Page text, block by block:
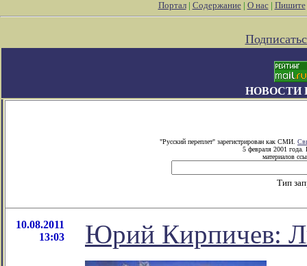
Портал| Содержание| О нас| Пишите
НОВОСТИ
"Русский переплет" зарегистрирован как СМИ.
5 февраля 2001 года.
материалов
Тип
10.08.2011
13:03
Юрий Кирпичев: